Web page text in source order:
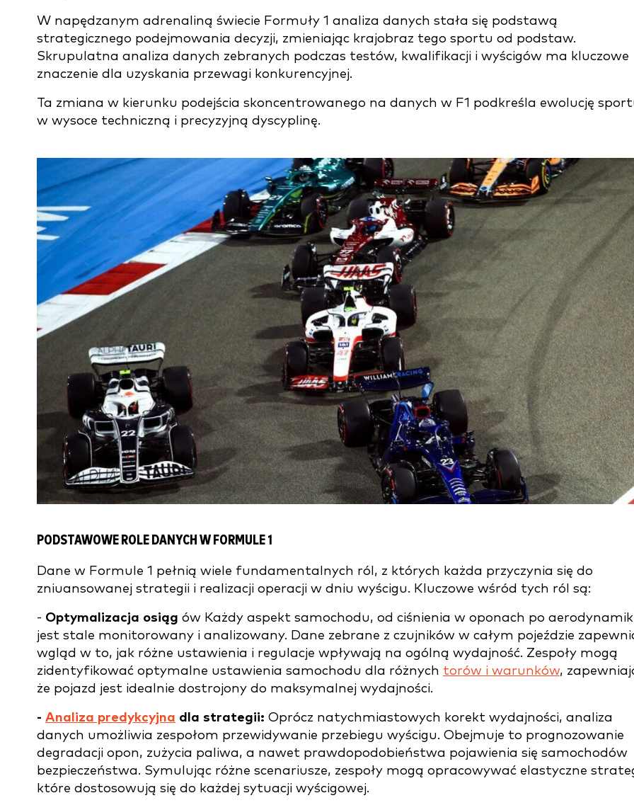
W napędzanym adrenaliną świecie Formuły 1 analiza danych stała się podstawą
strategicznego podejmowania decyzji, zmieniając krajobraz tego sportu od podstaw.
Skrupulatna analiza danych zebranych podczas testów, kwalifikacji i wyścigów ma kluczowe
znaczenie dla uzyskania przewagi konkurencyjnej.
Ta zmiana w kierunku podejścia skoncentrowanego na danych w F1 podkreśla ewolucję
w wysoce techniczną i precyzyjną dyscyplinę.
PODSTAWOWE ROLE DANYCH W FORMULE 1
Dane w Formule 1 pełnią wiele fundamentalnych ról, z których każda przyczynia się do
zniuansowanej strategii i realizacji operacji w dniu wyścigu. Kluczowe wśród tych ról są:
- Optymalizacja osiąg ów Każdy aspekt samochodu, od ciśnienia w oponach po
jest stale monitorowany i analizowany. Dane zebrane z czujników w całym pojeździe
wgląd w to, jak różne ustawienia i regulacje wpływają na ogólną wydajność. Zespoły mogą
zidentyfikować optymalne ustawienia samochodu dla różnych torów i warunków,
że pojazd jest idealnie dostrojony do maksymalnej wydajności.
- Analiza predykcyjna dla strategii: Oprócz natychmiastowych korekt wydajności, analiza
danych umożliwia zespołom przewidywanie przebiegu wyścigu. Obejmuje to prognozowanie
degradacji opon, zużycia paliwa, a nawet prawdopodobieństwa pojawienia się samochodów
bezpieczeństwa. Symulując różne scenariusze, zespoły mogą opracowywać elastyczne
które dostosowują się do każdej sytuacji wyścigowej.